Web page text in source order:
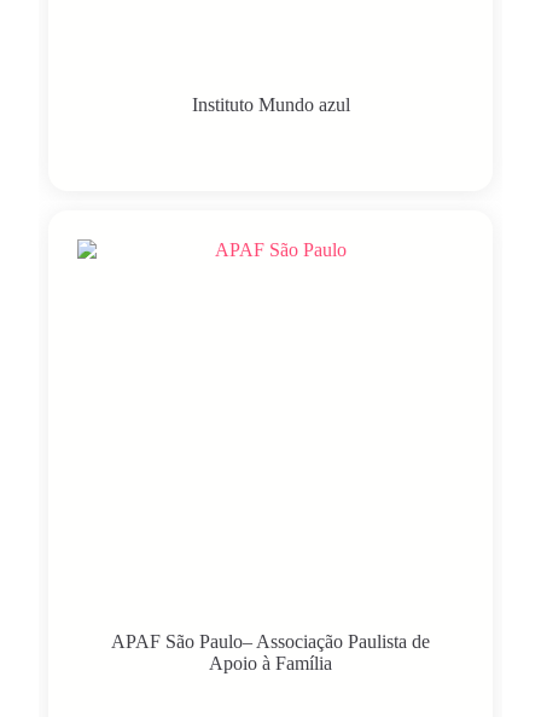
Instituto Mundo azul
APAF São Paulo– Associação Paulista de
Apoio à Família